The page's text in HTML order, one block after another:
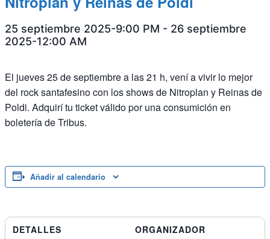
25 septiembre 2025-9:00 PM - 26 septiembre
2025-12:00 AM
El jueves 25 de septiembre a las 21 h, vení a vivir lo mejor
del rock santafesino con los shows de Nitroplan y Reinas de
Poldi. Adquirí tu ticket válido por una consumición en
boletería de Tribus.
Añadir al calendario
DETALLES
ORGANIZADOR